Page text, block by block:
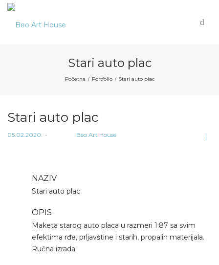
Stari auto plac
Početna / Portfolio / Stari auto plac
Stari auto plac
Posted
05.02.2020. Beo Art House
NAZIV
Stari auto plac
OPIS
Maketa starog auto placa u razmeri 1:87 sa svim
efektima rđe, prljavštine i starih, propalih materijala.
Ručna izrada